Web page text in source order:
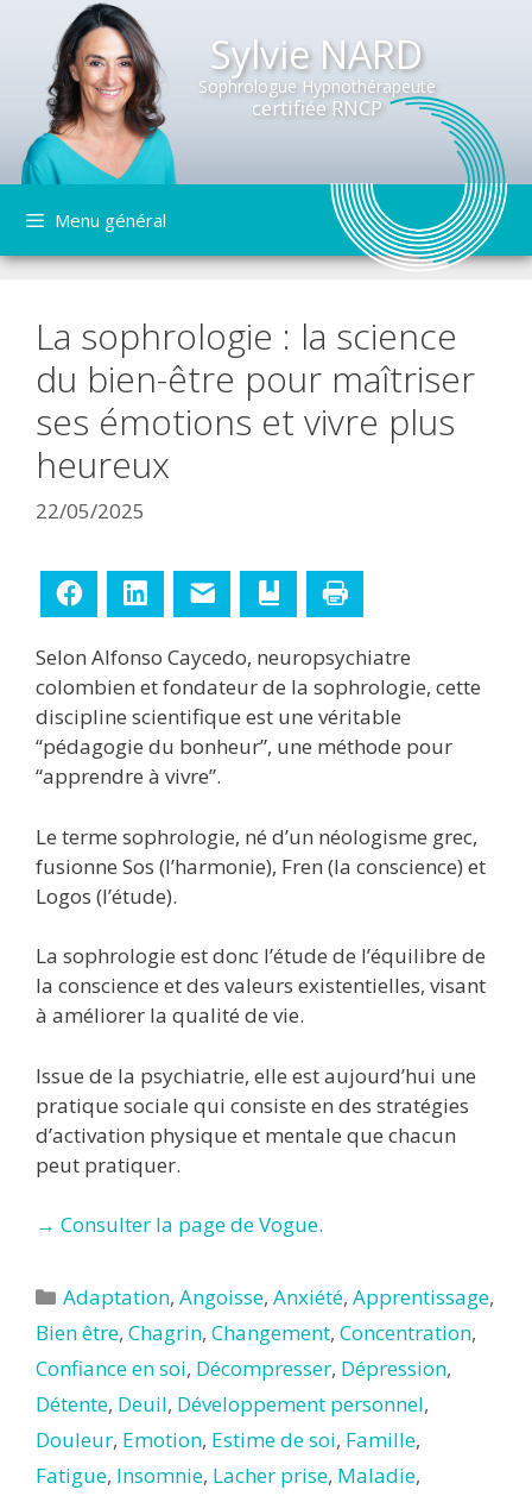
Sylvie NARD
Sophrologue Hypnothérapeute
certifiée RNCP
contenu
Menu général
La sophrologie : la science
du bien-être pour maîtriser
ses émotions et vivre plus
heureux
22/05/2025
Facebook LinkedIn Ajouter aux favoris
Selon Alfonso Caycedo, neuropsychiatre
colombien et fondateur de la sophrologie, cette
discipline scientifique est une véritable
“pédagogie du bonheur”, une méthode pour
“apprendre à vivre”.
Le terme sophrologie, né d’un néologisme grec,
fusionne Sos (l’harmonie), Fren (la conscience) et
Logos (l’étude).
La sophrologie est donc l’étude de l’équilibre de
la conscience et des valeurs existentielles, visant
à améliorer la qualité de vie.
Issue de la psychiatrie, elle est aujourd’hui une
pratique sociale qui consiste en des stratégies
d’activation physique et mentale que chacun
peut pratiquer.
→ Consulter la page de Vogue.
Catégories
Adaptation,Angoisse,Anxiété,Apprentissage,
Bien être, Chagrin, Changement, Concentration,
Confiance en soi, Décompresser, Dépression,
Détente, Deuil, Développement personnel,
Douleur, Emotion, Estime de soi, Famille,
Fatigue, Insomnie, Lacher prise, Maladie,